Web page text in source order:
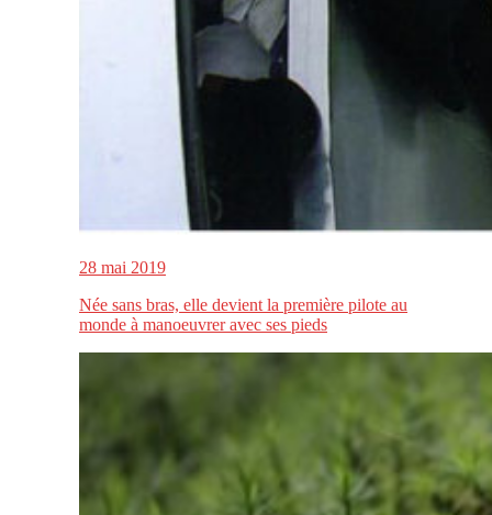
28 mai 2019
Née sans bras, elle devient la première pilote au
monde à manoeuvrer avec ses pieds